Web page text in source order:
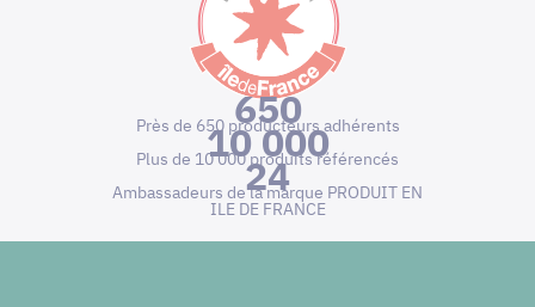
650
Près de 650 producteurs adhérents
10 000
Plus de 10 000 produits référencés
24
Ambassadeurs de la marque PRODUIT EN
ILE DE FRANCE